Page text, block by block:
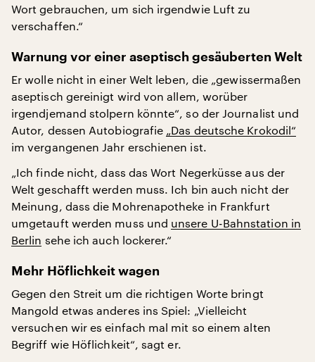
Wort gebrauchen, um sich irgendwie Luft zu
verschaffen.“
Warnung vor einer aseptisch gesäuberten Welt
Er wolle nicht in einer Welt leben, die „gewissermaßen
aseptisch gereinigt wird von allem, worüber
irgendjemand stolpern könnte“, so der Journalist und
Autor, dessen Autobiografie „Das deutsche Krokodil“
im vergangenen Jahr erschienen ist.
„Ich finde nicht, dass das Wort Negerküsse aus der
Welt geschafft werden muss. Ich bin auch nicht der
Meinung, dass die Mohrenapotheke in Frankfurt
umgetauft werden muss und unsere U-Bahnstation in
Berlin sehe ich auch lockerer.“
Mehr Höflichkeit wagen
Gegen den Streit um die richtigen Worte bringt
Mangold etwas anderes ins Spiel: „Vielleicht
versuchen wir es einfach mal mit so einem alten
Begriff wie Höflichkeit“, sagt er.